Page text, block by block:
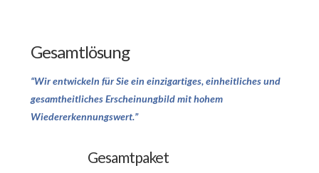
Gesamtlösung
“Wir entwickeln für Sie ein einzigartiges, einheitliches und
gesamtheitliches Erscheinungbild mit hohem
Wiedererkennungswert.”
Gesamtpaket